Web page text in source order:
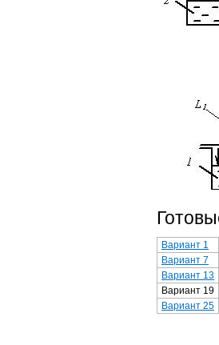
Вариант 1
Вариант 7
Вариант 13
Вариант 19
Вариант 25